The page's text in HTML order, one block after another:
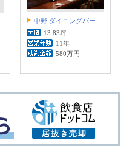
中野 ダイニングバー
13.83坪
11年
580万円